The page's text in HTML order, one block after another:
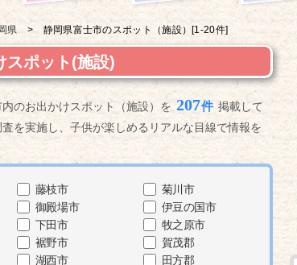
県 静岡県富士市の スポット（施設） [1-20件]
スポット(施設)
のお出かけスポット（施設）を 207件 掲載して
を実施し、子供が楽しめるリアルな目線で情報を
藤枝市
御殿場市
下田市
裾野市
湖西市
菊川市
伊豆の国市
牧之原市
賀茂郡
田方郡